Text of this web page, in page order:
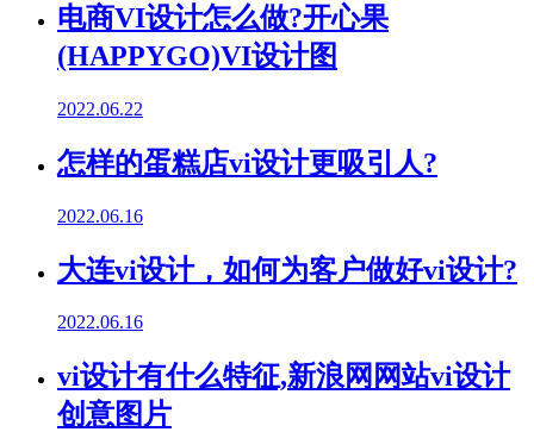
电商VI设计怎么做?开心果
(HAPPYGO)VI设计图
2022.06.22
怎样的蛋糕店vi设计更吸引人?
2022.06.16
大连vi设计，如何为客户做好vi设计?
2022.06.16
vi设计有什么特征,新浪网网站vi设计
创意图片